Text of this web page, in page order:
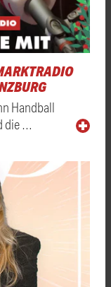
Handball
die …